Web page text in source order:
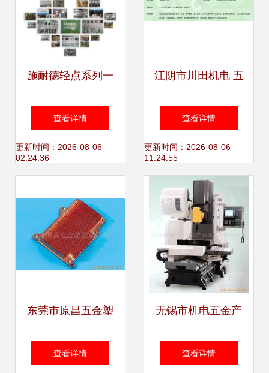
施耐德轻点系列一
开五孔墙壁插座 格
调棕开关插座全方
查看详情
更新时间：2026-08-06
02:24:36
江阴市川田机电 五
金交电领域的可靠
伙伴
查看详情
更新时间：2026-08-06
11:24:55
东莞市原昌五金塑
胶 自行车相关电子
查看详情
无锡市机电五金产
品商场 一站式自行
查看详情